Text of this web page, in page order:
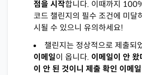
점을 시작합니다. 이때까지
코드 챌린지의 필수 조건에 미달
시될 수 있으니 유의하세요!
챌린지는 정상적으로 제출되
이메일이 옵니다. 이메일이 안
이 안 된 것이니 제출 확인 이메